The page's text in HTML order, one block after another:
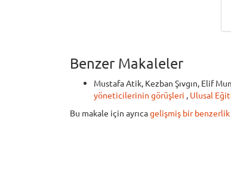
Benzer Makaleler
Mustafa Atik, Kezban Şıvgın, Elif
yöneticilerinin görüşleri , Ulusal
Bu makale için ayrıcagelişmiş bir benzerlik